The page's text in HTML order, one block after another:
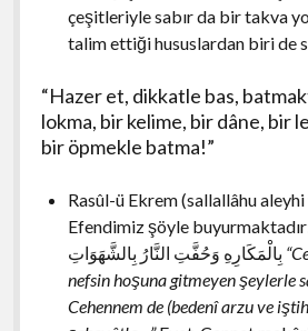
çeşitleriyle sabır da bir takva
talim ettiği hususlardan biri de
“Hazer et, dikkatle bas,
lokma, bir kelime, bir dâne, bir
bir öpmekle batma!”
Rasûl-ü Ekrem (sallallâhu
Efendimiz şöyle
nefsin hoşuna gitmeyen şeylerle
Cehennem de (bedenî arzu ve